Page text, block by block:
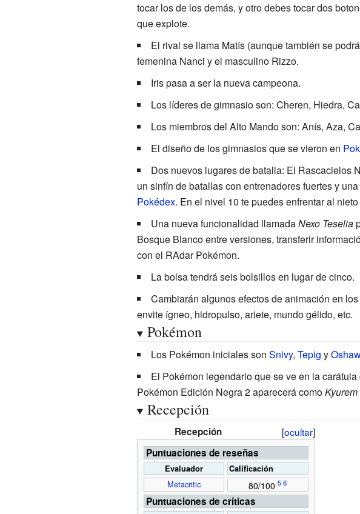
tocar los de los demás, y otro debes tocar dos
que explote.
El rival se llama Matís (aunque también se
femenina Nanci y el masculino Rizzo.
Iris pasa a ser la nueva campeona.
Los líderes de gimnasio son: Cheren, Hiedra,
Los miembros del Alto Mando son: Anís, Aza,
El diseño de los gimnasios que se vieron en
Dos nuevos lugares de batalla: El Rascacielos
un sinfín de batallas con entrenadores fuertes y
Pokédex. En el nivel 10 te puedes enfrentar al
Una nueva funcionalidad llamadaNexo Teselia
Bosque Blanco entre versiones, transferir
con el RAdar Pokémon.
La bolsa tendrá seis bolsillos en lugar de cinco.
Cambiarán algunos efectos de animación en
envite ígneo, hidropulso, ariete, mundo gélido, etc.
Pokémon
Los Pokémon iniciales son Snivy, Tepig y
El Pokémon legendario que se ve en la
Pokémon Edición Negra 2 aparecerá como
Recepción
[ocultar]
Recepción
Puntuaciones de reseñas
Evaluador Calificación
Metacritic 80/100
Puntuaciones de críticas